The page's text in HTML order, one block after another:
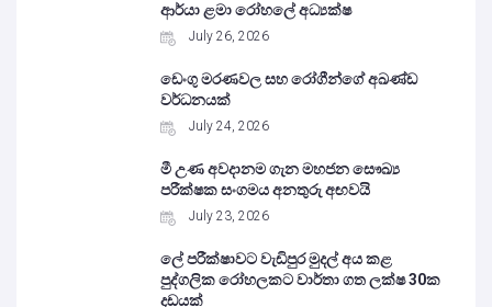
ආර්යා ළමා රෝහලේ අධ්‍යක්ෂ
July 26, 2026
ඩෙංගු මරණවල සහ රෝගීන්ගේ අඛණ්ඩ
වර්ධනයක්
July 24, 2026
මී උණ අවදානම ගැන මහජන සෞඛ්‍ය
පරීක්ෂක සංගමය අනතුරු අඟවයි
July 23, 2026
ලේ පරීක්ෂාවට වැඩිපුර මුදල් අය කළ
පුද්ගලික රෝහලකට වාර්තා ගත ලක්ෂ 30ක
දඩයක්